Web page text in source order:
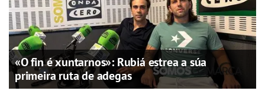
«O fin é xuntarnos»: Rubiá estrea a súa
primeira ruta de adegas